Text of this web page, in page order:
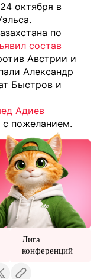
октября в
по
состав
Австрии и
Александр
Быстров и
Адиев
с пожеланием.
Лига
конференций